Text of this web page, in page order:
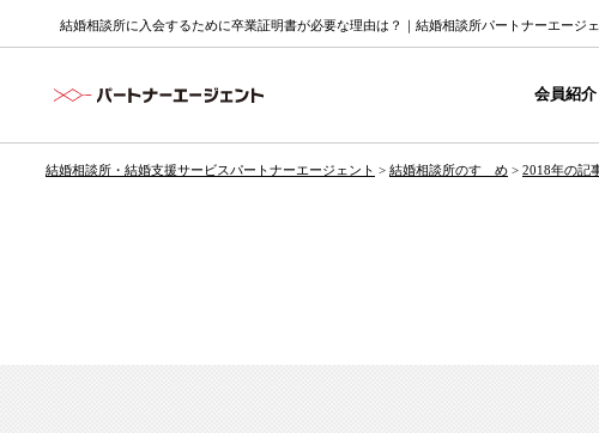
結婚相談所に入会するために卒業証明書が必要な理由は？｜結婚相談所パートナーエージェ
会員紹
結婚相談所・結婚支援サービスパートナーエージェント > 結婚相談所のすゝめ > 2018年の記